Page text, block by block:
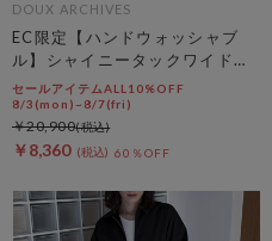
DOUX ARCHIVES
EC限定【ハンドウォッシャブ
ル】シャイニータックワイドパ
ンツ
セールアイテムALL10%OFF
8/3(mon)~8/7(fri)
￥8,360 60％OFF
￥20,900